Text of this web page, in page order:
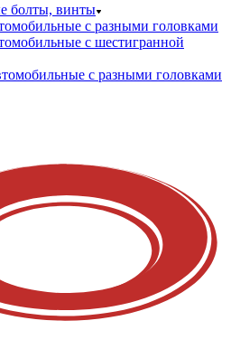
болты, винты
с разными головками
с шестигранной
с разными головками